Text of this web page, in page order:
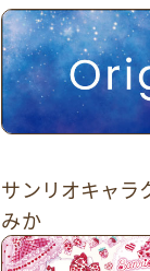
サンリオキャ
みか